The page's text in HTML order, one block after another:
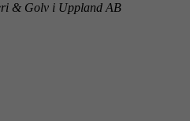
& Golv i Uppland AB